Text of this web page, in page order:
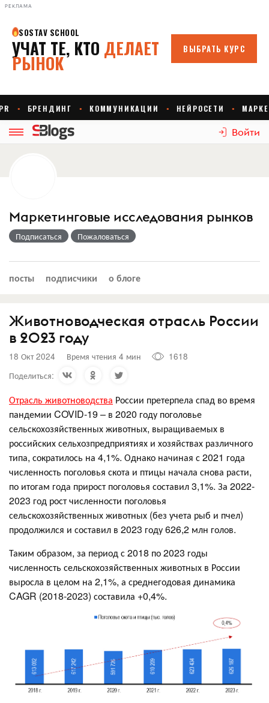
РЕКЛАМА
Войти
Маркетинговые исследования рынков
Подписаться Пожаловаться
посты подписчики о блоге
Животноводческая отрасль России
в 2023 году
18 Окт 2024 Время чтения 4 мин
1618
Поделиться:
Отрасль животноводства России претерпела спад во время
пандемии COVID-19 – в 2020 году поголовье
сельскохозяйственных животных, выращиваемых в
российских сельхозпредприятиях и хозяйствах различного
типа, сократилось на 4,1%. Однако начиная с 2021 года
численность поголовья скота и птицы начала снова расти,
по итогам года прирост поголовья составил 3,1%. За 2022-
2023 год рост численности поголовья
сельскохозяйственных животных (без учета рыб и пчел)
продолжился и составил в 2023 году 626,2 млн голов.
Таким образом, за период с 2018 по 2023 годы
численность сельскохозяйственных животных в России
выросла в целом на 2,1%, а среднегодовая динамика
CAGR (2018-2023) составила +0,4%.